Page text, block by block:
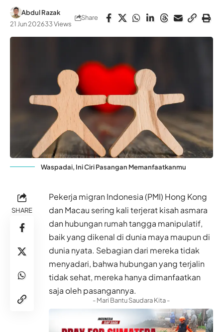
Abdul Razak
21 Jun 202633 Views
Share
Waspadai, Ini Ciri Pasangan Memanfaatkanmu
SHARE
Pekerja migran Indonesia (PMI) Hong Kong
dan Macau sering kali terjerat kisah asmara
dan hubungan rumah tangga manipulatif,
baik yang dikenal di dunia maya maupun di
dunia nyata. Sebagian dari mereka tidak
menyadari, bahwa hubungan yang terjalin
tidak sehat, mereka hanya dimanfaatkan
saja oleh pasangannya.
- Mari Bantu Saudara Kita -